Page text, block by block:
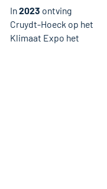
In2023 ontving
Cruydt-Hoeck op het
Klimaat Expo het